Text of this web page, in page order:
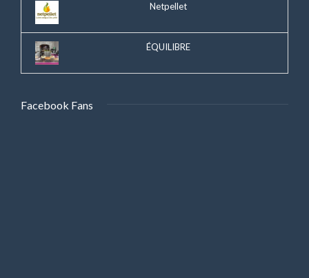
Netpellet
ÉQUILIBRE
Facebook Fans